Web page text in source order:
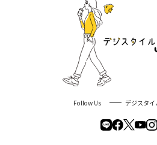
Follow Us デジスタイ